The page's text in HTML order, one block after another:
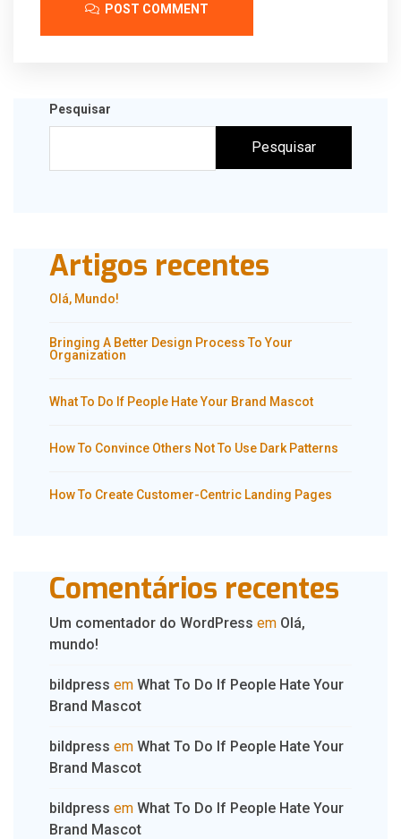
POST COMMENT
Pesquisar
Pesquisar
Artigos recentes
Olá, Mundo!
Bringing A Better Design Process To Your
Organization
What To Do If People Hate Your Brand Mascot
How To Convince Others Not To Use Dark Patterns
How To Create Customer-Centric Landing Pages
Comentários recentes
Um comentador do WordPress em Olá,
mundo!
bildpress em What To Do If People Hate Your
Brand Mascot
bildpress em What To Do If People Hate Your
Brand Mascot
bildpress em What To Do If People Hate Your
Brand Mascot